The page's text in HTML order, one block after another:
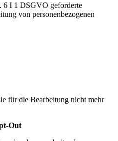
6 I 1 DSGVO geforderte
von personenbezogenen
für die Bearbeitung nicht mehr
Out